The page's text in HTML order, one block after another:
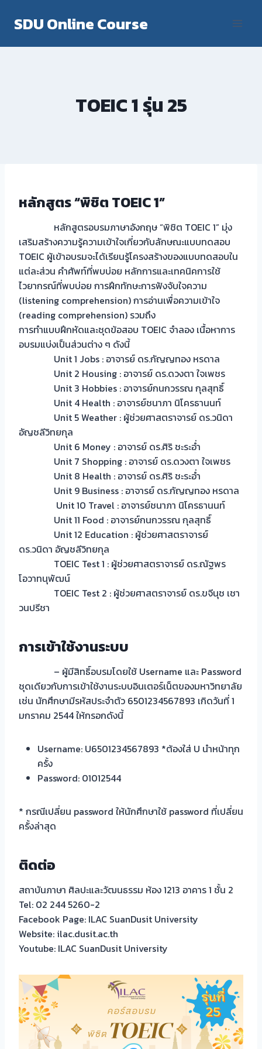
SDU Online Course
TOEIC 1 รุ่น 25
หลักสูตร “พิชิต TOEIC 1”
หลักสูตรอบรมภาษาอังกฤษ “พิชิต TOEIC 1” มุ่ง
เสริมสร้างความรู้ความเข้าใจเกี่ยวกับลักษณะแบบทดสอบ
TOEIC ผู้เข้าอบรมจะได้เรียนรู้โครงสร้างของแบบทดสอบใน
แต่ละส่วน คำศัพท์ที่พบบ่อย หลักการและเทคนิคการใช้
ไวยากรณ์ที่พบบ่อย การฝึกทักษะการฟังจับใจความ
(listening comprehension) การอ่านเพื่อความเข้าใจ
(reading comprehension) รวมถึง
การทำแบบฝึกหัดและชุดข้อสอบ TOEIC จำลอง เนื้อหาการ
อบรมแบ่งเป็นส่วนต่าง ๆ ดังนี้
Unit 1 Jobs : อาจารย์ ดร.กัญญทอง หรดาล
Unit 2 Housing : อาจารย์ ดร.ดวงตา ใจเพชร
Unit 3 Hobbies : อาจารย์กนกวรรณ กุลสุทธิ์
Unit 4 Health : อาจารย์ชนาภา นิโครธานนท์
Unit 5 Weather : ผู้ช่วยศาสตราจารย์ ดร.วนิดา
อัญชลีวิทยกุล
Unit 6 Money : อาจารย์ ดร.ศิริ ชะระอ่ำ
Unit 7 Shopping : อาจารย์ ดร.ดวงตา ใจเพชร
Unit 8 Health : อาจารย์ ดร.ศิริ ชะระอ่ำ
Unit 9 Business : อาจารย์ ดร.กัญญทอง หรดาล
Unit 10 Travel : อาจารย์ชนาภา นิโครธานนท์
Unit 11 Food : อาจารย์กนกวรรณ กุลสุทธิ์
Unit 12 Education : ผู้ช่วยศาสตราจารย์
ดร.วนิดา อัญชลีวิทยกุล
TOEIC Test 1 : ผู้ช่วยศาสตราจารย์ ดร.ณัฐพร
โอวาทนุพัฒน์
TOEIC Test 2 : ผู้ช่วยศาสตราจารย์ ดร.ขจีนุช เชา
วนปรีชา
การเข้าใช้งานระบบ
– ผู้มีสิทธิ์อบรมโดยใช้ Username และ Password
ชุดเดียวกับการเข้าใช้งานระบบอินเตอร์เน็ตของมหาวิทยาลัย
เช่น นักศึกษามีรหัสประจำตัว 6501234567893 เกิดวันที่ 1
มกราคม 2544 ให้กรอกดังนี้
Username: U6501234567893 *ต้องใส่ U นำหน้าทุก
ครั้ง
Password: 01012544
* กรณีเปลี่ยน password ให้นักศึกษาใช้ password ที่เปลี่ยน
ครั้งล่าสุด
ติดต่อ
สถาบันภาษา ศิลปะและวัฒนธรรม ห้อง 1213 อาคาร 1 ชั้น 2
Tel: 02 244 5260-2
Facebook Page: ILAC SuanDusit University
Website: ilac.dusit.ac.th
Youtube: ILAC SuanDusit University